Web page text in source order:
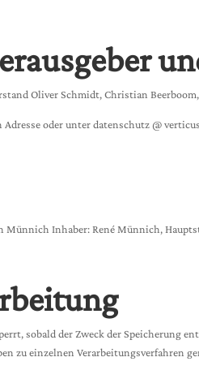
Oliver Schmidt, Christian
oder unter datenschutz @
Inhaber: René Münnich,
sobald der Zweck der Speicherung
zu einzelnen Verarbeitungsverfahren